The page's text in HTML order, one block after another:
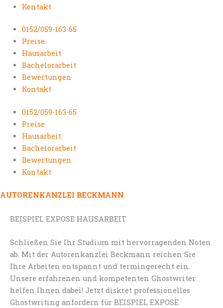
Kontakt
0152/059-163-65
Preise
Hausarbeit
Bachelorarbeit
Bewertungen
Kontakt
0152/059-163-65
Preise
Hausarbeit
Bachelorarbeit
Bewertungen
Kontakt
AUTORENKANZLEI BECKMANN
BEISPIEL EXPOSE HAUSARBEIT
Schließen Sie Ihr Studium mit hervorragenden Noten
ab. Mit der Autorenkanzlei Beckmann reichen Sie
Ihre Arbeiten entspannt und termingerecht ein.
Unsere erfahrenen und kompetenten Ghostwriter
helfen Ihnen dabei! Jetzt diskret professionelles
Ghostwriting anfordern für BEISPIEL EXPOSE